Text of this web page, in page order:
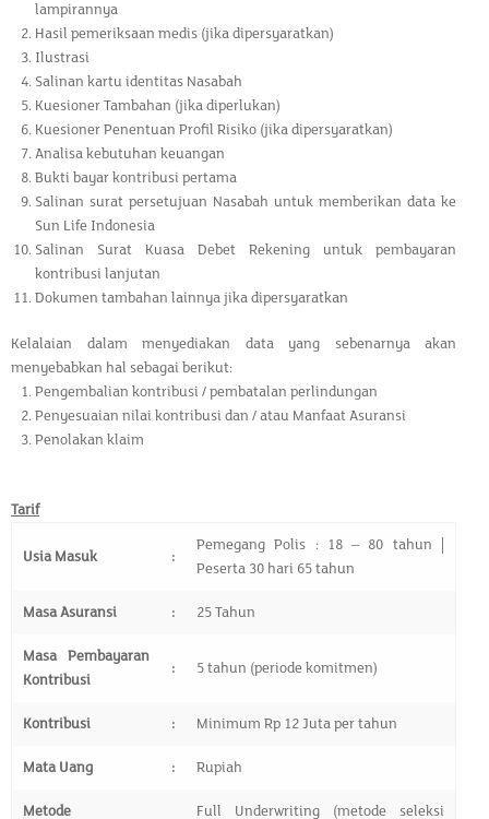
lampirannya
Hasil pemeriksaan medis (jika dipersyaratkan)
Ilustrasi
Salinan kartu identitas Nasabah
Kuesioner Tambahan (jika diperlukan)
Kuesioner Penentuan Profil Risiko (jika dipersyaratkan)
Analisa kebutuhan keuangan
Bukti bayar kontribusi pertama
Salinan surat persetujuan Nasabah untuk memberikan data ke
Sun Life Indonesia
Salinan Surat Kuasa Debet Rekening untuk pembayaran
kontribusi lanjutan
Dokumen tambahan lainnya jika dipersyaratkan
Kelalaian dalam menyediakan data yang sebenarnya akan
menyebabkan hal sebagai berikut:
Pengembalian kontribusi / pembatalan perlindungan
Penyesuaian nilai kontribusi dan / atau Manfaat Asuransi
Penolakan klaim
Tarif
Usia Masuk :
Pemegang Polis : 18 – 80 tahun |
Peserta 30 hari 65 tahun
Masa Asuransi : 25 Tahun
Masa Pembayaran
Kontribusi
: 5 tahun (periode komitmen)
Kontribusi : Minimum Rp 12 Juta per tahun
Mata Uang : Rupiah
Metode Full Underwriting (metode seleksi